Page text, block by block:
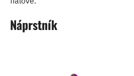
Náprstník